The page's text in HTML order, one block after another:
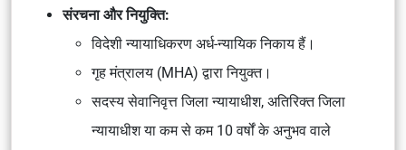
संरचना और नियुक्ति:
विदेशी न्यायाधिकरण अर्ध-न्यायिक निकाय हैं।
गृह मंत्रालय (MHA) द्वारा नियुक्त।
सदस्य सेवानिवृत्त जिला न्यायाधीश, अतिरिक्त जिला
न्यायाधीश या कम से कम 10 वर्षों के अनुभव वाले